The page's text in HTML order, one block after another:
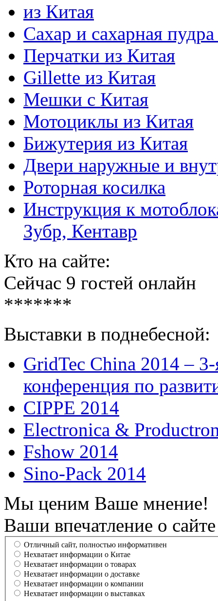
из Китая
Сахар и сахарная
Перчатки из Китая
Gillette из Китая
Мешки с Китая
Мотоциклы из Китая
Бижутерия из Китая
Двери наружные и
Роторная косилка
Инструкция к
Зубр, Кентавр
Кто на сайте:
Сейчас 9 гостей онлайн
*******
Выставки в поднебесной:
GridTec China 2014 –
конференция по
CIPPE 2014
Electronica &
Fshow 2014
Sino-Pack 2014
Мы ценим Ваше мнение!
Ваши впечатление о сайте
Отличный сайт, полностью информативен
Нехватает информации о Китае
Нехватает информации о товарах
Нехватает информации о доставке
Нехватает информации о компании
Нехватает информации о выставках